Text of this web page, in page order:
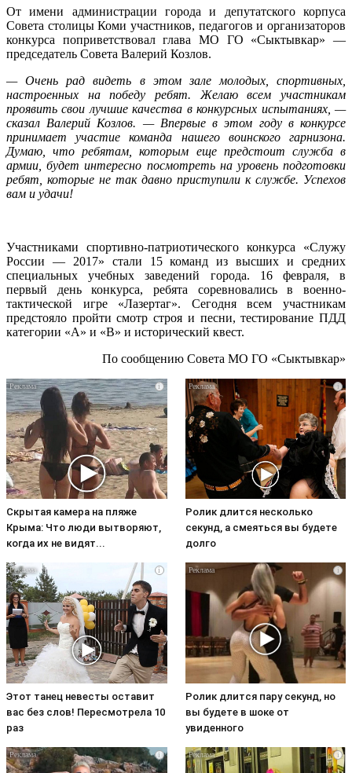
От имени администрации города и депутатского корпуса
Совета столицы Коми участников, педагогов и организаторов
конкурса поприветствовал глава МО ГО «Сыктывкар» —
председатель Совета Валерий Козлов.
— Очень рад видеть в этом зале молодых, спортивных,
настроенных на победу ребят. Желаю всем участникам
проявить свои лучшие качества в конкурсных испытаниях, —
сказал Валерий Козлов. — Впервые в этом году в конкурсе
принимает участие команда нашего воинского гарнизона.
Думаю, что ребятам, которым еще предстоит служба в
армии, будет интересно посмотреть на уровень подготовки
ребят, которые не так давно приступили к службе. Успехов
вам и удачи!
Участниками спортивно-патриотического конкурса «Служу
России — 2017» стали 15 команд из высших и средних
специальных учебных заведений города. 16 февраля, в
первый день конкурса, ребята соревновались в военно-
тактической игре «Лазертаг». Сегодня всем участникам
предстояло пройти смотр строя и песни, тестирование ПДД
категории «А» и «В» и исторический квест.
По сообщению Совета МО ГО «Сыктывкар»
i
Скрытая камера на пляже
Крыма: Что люди вытворяют,
когда их не видят...
i
Ролик длится несколько
секунд, а смеяться вы будете
долго
i
Этот танец невесты оставит
вас без слов! Пересмотрела 10
раз
i
Ролик длится пару секунд, но
вы будете в шоке от
увиденного
i i